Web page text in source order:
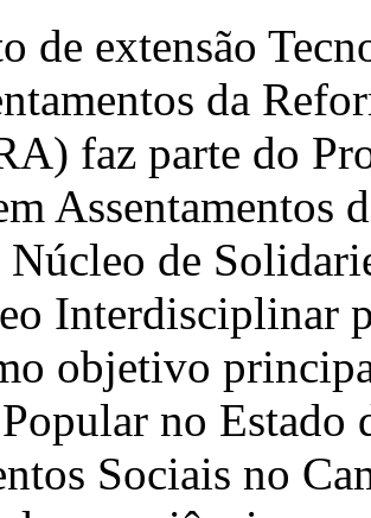
de extensão
da
faz parte do
de
Interdisciplinar
objetivo
no Estado
Sociais no